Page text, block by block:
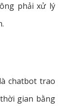
phải xử lý
chatbot trao
gian bằng